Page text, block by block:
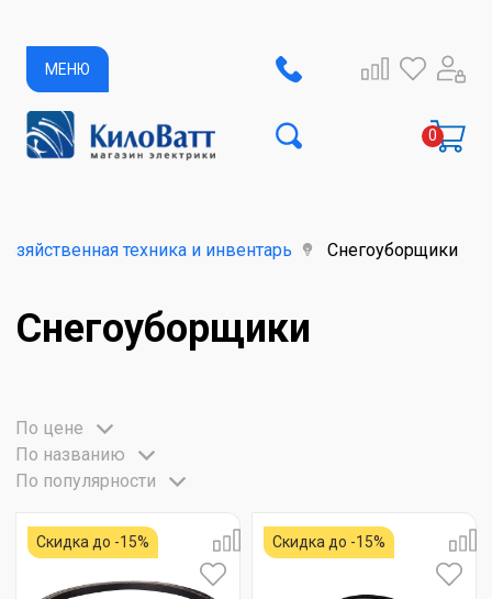
МЕНЮ
техника и инвентарь Снегоуборщики
Снегоуборщики
По цене
По названию
По популярности
Скидка до -15% Скидка до -15%